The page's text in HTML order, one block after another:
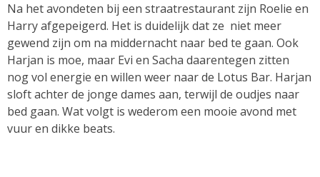
Na het avondeten bij een straatrestaurant zijn Roelie en
Harry afgepeigerd. Het is duidelijk dat ze niet meer
gewend zijn om na middernacht naar bed te gaan. Ook
Harjan is moe, maar Evi en Sacha daarentegen zitten
nog vol energie en willen weer naar de Lotus Bar. Harjan
sloft achter de jonge dames aan, terwijl de oudjes naar
bed gaan. Wat volgt is wederom een mooie avond met
vuur en dikke beats.